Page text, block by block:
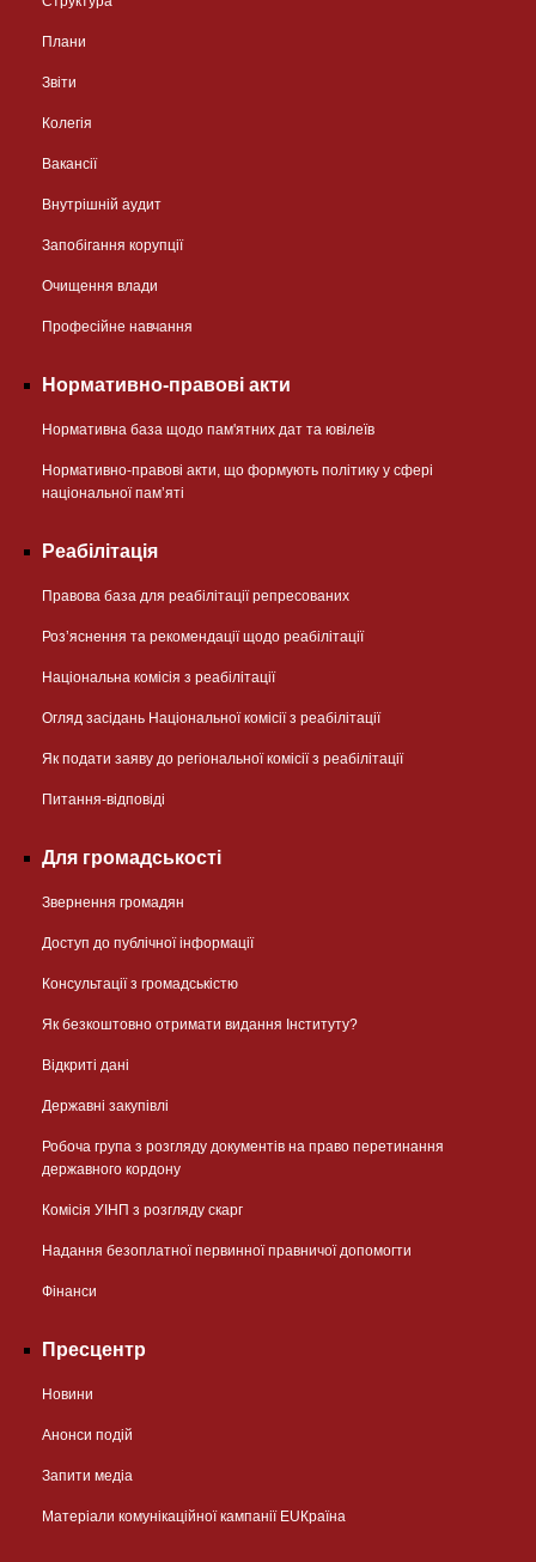
Плани
Звіти
Колегія
Вакансії
Внутрішній аудит
Запобігання корупції
Очищення влади
Професійне навчання
Нормативно-правові акти
Нормативна база щодо пам'ятних дат та ювілеїв
Нормативно-правові акти, що формують політику у сфері
національної памʼяті
Реабілітація
Правова база для реабілітації репресованих
Розʼяснення та рекомендації щодо реабілітації
Національна комісія з реабілітації
Огляд засідань Національної комісії з реабілітації
Як подати заяву до регіональної комісії з реабілітації
Питання-відповіді
Для громадськості
Звернення громадян
Доступ до публічної інформації
Консультації з громадськістю
Як безкоштовно отримати видання Інституту?
Відкриті дані
Державні закупівлі
Робоча група з розгляду документів на право перетинання
державного кордону
Комісія УІНП з розгляду скарг
Надання безоплатної первинної правничої допомогти
Фінанси
Пресцентр
Новини
Анонси подій
Запити медіа
Матеріали комунікаційної кампанії EUКраїна